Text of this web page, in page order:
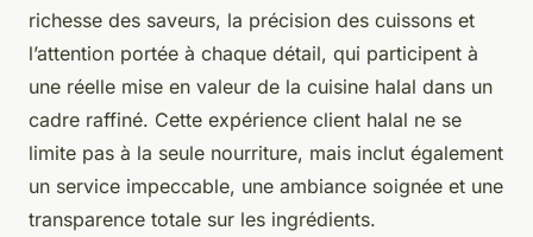
richesse des saveurs, la précision des cuissons et
l’attention portée à chaque détail, qui participent à
une réelle mise en valeur de la cuisine halal dans un
cadre raffiné. Cette expérience client halal ne se
limite pas à la seule nourriture, mais inclut également
un service impeccable, une ambiance soignée et une
transparence totale sur les ingrédients.